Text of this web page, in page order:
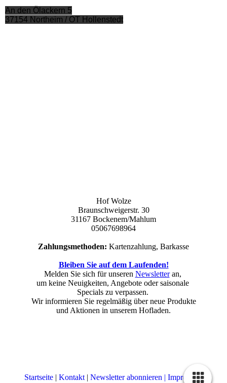
An den Ölackern 5
37154 Northeim / OT Hollenstedt
Hof Wolze
Braunschweigerstr. 30
31167 Bockenem/Mahlum
05067698964
Zahlungsmethoden: Kartenzahlung, Barkasse
Bleiben Sie auf dem Laufenden!
Melden Sie sich für unseren Newsletteran,
um keine Neuigkeiten, Angebote oder saisonale
Specials zu verpassen.
Wir informieren Sie regelmäßig über neue Produkte
und Aktionen in unserem Hofladen.
Startseite | Kontakt | Newsletter abonnieren | Impressum